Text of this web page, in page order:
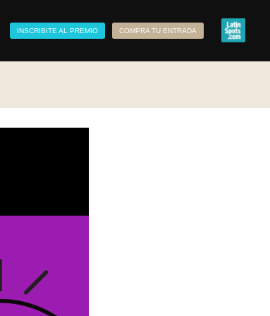
INSCRIBITE AL PREMIO COMPRA TU ENTRADA